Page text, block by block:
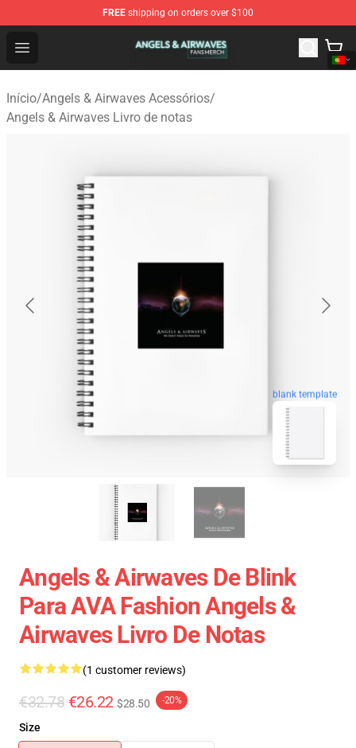
FREE shipping on orders over $100
Open menu
Angels & Airwaves Shop - Official Angels & Airwaves
Início/Angels & Airwaves Acessórios/
Angels & Airwaves Livro de notas
blank template
Angels & Airwaves De Blink
Para AVA Fashion Angels &
Airwaves Livro De Notas
(1 customer reviews)
€32.78 €26.22 $28.50 -20%
Size